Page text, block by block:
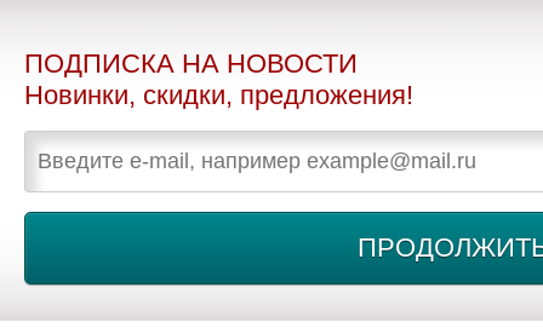
ПОДПИСКА НА НОВОСТИ
Новинки, скидки, предложения!